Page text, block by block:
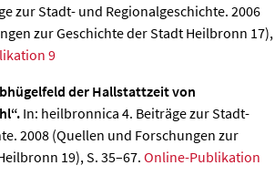
zur Stadt- und Regionalgeschichte. 2006
zur Geschichte der Stadt Heilbronn 17),
9
der Hallstattzeit von
In: heilbronnica 4. Beiträge zur Stadt-
2008 (Quellen und Forschungen zur
19), S. 35–67. Online-Publikation